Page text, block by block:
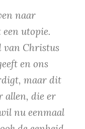
naar
utopie.
van Christus
en ons
maar dit
allen, die er
nu eenmaal